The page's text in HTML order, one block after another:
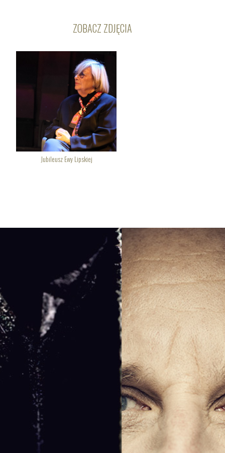
ZOBACZ ZDJĘCIA
Jubileusz Ewy Lipskiej